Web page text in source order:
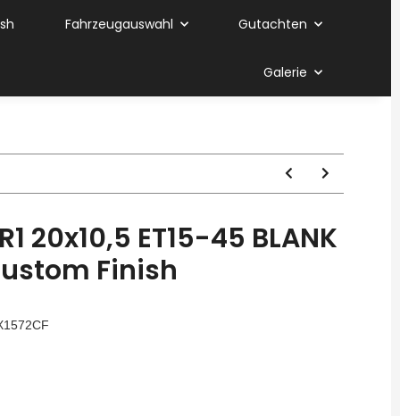
Fahrzeugauswahl Gutachten
Galerie
20x10,5 ET15-45 BLANK
Finish